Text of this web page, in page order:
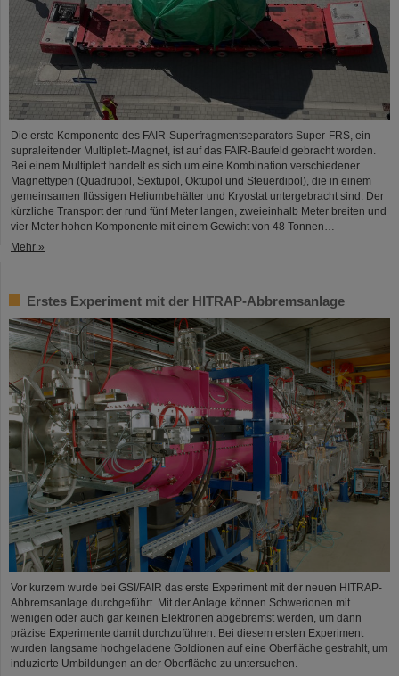
Die erste Komponente des FAIR-Superfragmentseparators Super-FRS, ein
supraleitender Multiplett-Magnet, ist auf das FAIR-Baufeld gebracht worden.
Bei einem Multiplett handelt es sich um eine Kombination verschiedener
Magnettypen (Quadrupol, Sextupol, Oktupol und Steuerdipol), die in einem
gemeinsamen flüssigen Heliumbehälter und Kryostat untergebracht sind. Der
kürzliche Transport der rund fünf Meter langen, zweieinhalb Meter breiten und
vier Meter hohen Komponente mit einem Gewicht von 48 Tonnen…
Mehr »
Erstes Experiment mit der HITRAP-Abbremsanlage
Vor kurzem wurde bei GSI/FAIR das erste Experiment mit der neuen HITRAP-
Abbremsanlage durchgeführt. Mit der Anlage können Schwerionen mit
wenigen oder auch gar keinen Elektronen abgebremst werden, um dann
präzise Experimente damit durchzuführen. Bei diesem ersten Experiment
wurden langsame hochgeladene Goldionen auf eine Oberfläche gestrahlt, um
induzierte Umbildungen an der Oberfläche zu untersuchen.